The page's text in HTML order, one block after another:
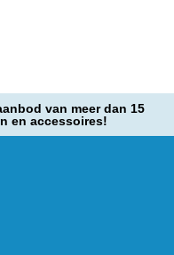
van meer dan 15
en accessoires!